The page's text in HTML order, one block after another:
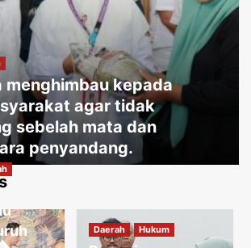
menghimbau kepada
agar tidak
sebelah mata dan
penyandang.
Agustus 8, 2026
Daerah Hukum
menguatirkan jika kabel jatuh
membahayakan penduduk